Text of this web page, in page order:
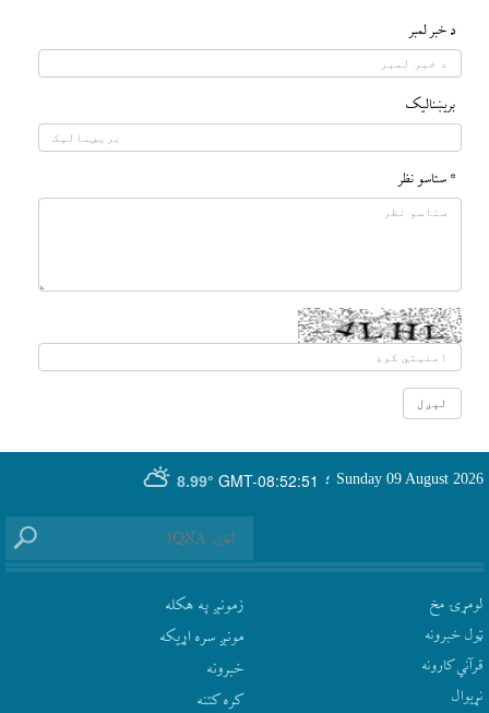
د خبر لمبر
بريښناليک
* ستاسو نظر
GMT-08:52:51
8.99° Sunday 09 August 2026 ؛
لومړۍ مخ
ټول خبرونه
قرآني کارونه
نړيوال
زمونږ په هکله
مونږ سره اړيکه
‫خبرونه
کره کتنه